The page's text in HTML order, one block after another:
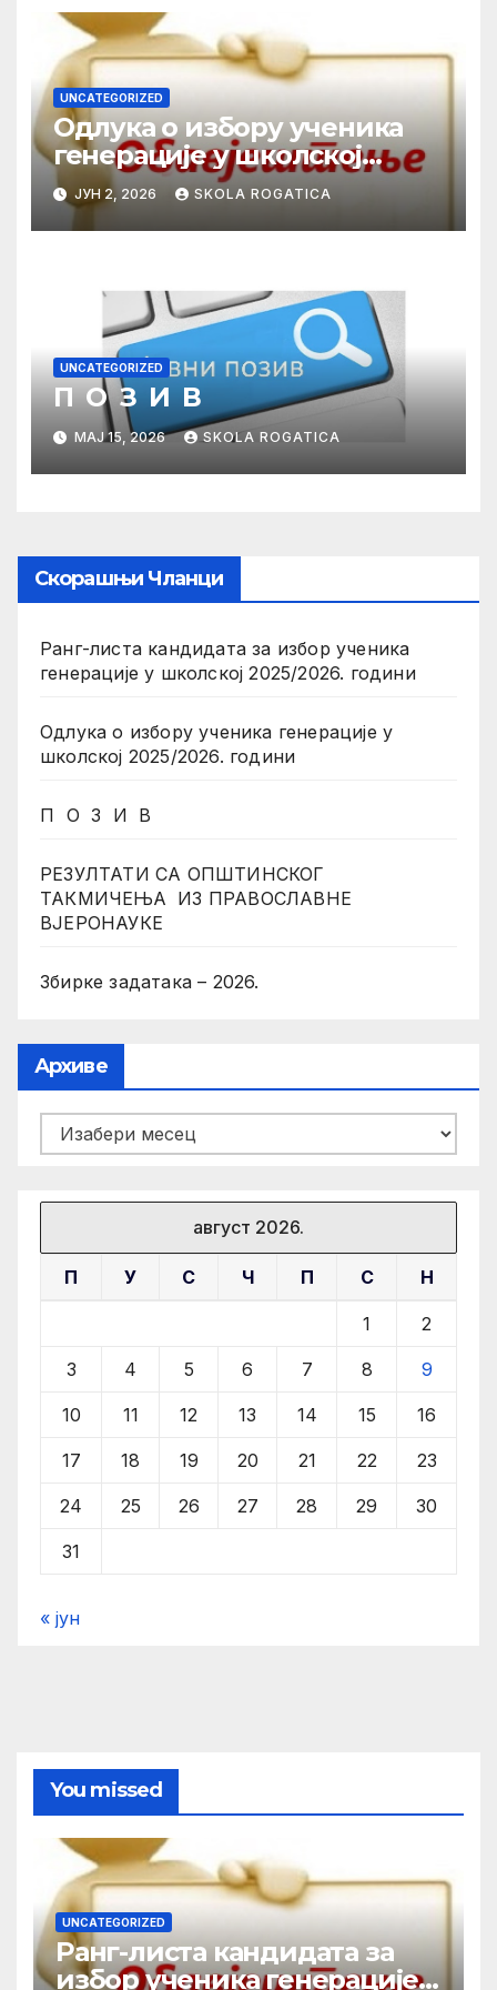
UNCATEGORIZED
Одлука о избору ученика
генерације у школској
2025/2026. години
ЈУН 2, 2026 SKOLA ROGATICA
UNCATEGORIZED
П О З И В
МАЈ 15, 2026 SKOLA ROGATICA
Скорашњи Чланци
Ранг-листа кандидата за избор ученика
генерације у школској 2025/2026. години
Одлука о избору ученика генерације у
школској 2025/2026. години
П О З И В
РЕЗУЛТАТИ СА ОПШТИНСКОГ
ТАКМИЧЕЊА ИЗ ПРАВОСЛАВНЕ
ВЈЕРОНАУКЕ
Збирке задатака – 2026.
Архиве
Архиве
август 2026.
П У С Ч П С Н
1 2
3 4 5 6 7 8 9
10 11 12 13 14 15 16
17 18 19 20 21 22 23
24 25 26 27 28 29 30
31
« јун
You missed
UNCATEGORIZED
Ранг-листа кандидата за
избор ученика генерације у